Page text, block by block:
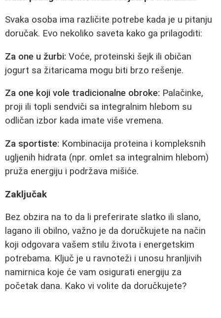
Svaka osoba ima različite potrebe kada je u pitanju
doručak. Evo nekoliko saveta kako ga prilagoditi:
Za one u žurbi: Voće, proteinski šejk ili običan
jogurt sa žitaricama mogu biti brzo rešenje.
Za one koji vole tradicionalne obroke: Palačinke,
proji ili topli sendviči sa integralnim hlebom su
odličan izbor kada imate više vremena.
Za sportiste: Kombinacija proteina i kompleksnih
ugljenih hidrata (npr. omlet sa integralnim hlebom)
pruža energiju i podržava mišiće.
Zaključak
Bez obzira na to da li preferirate slatko ili slano,
lagano ili obilno, važno je da doručkujete na način
koji odgovara vašem stilu života i energetskim
potrebama. Ključ je u ravnoteži i unosu hranljivih
namirnica koje će vam osigurati energiju za
početak dana. Kako vi volite da doručkujete?